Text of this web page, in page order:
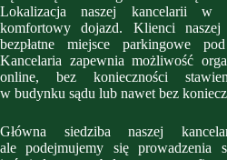
Lokalizacja naszej kancelarii w
komfortowy dojazd. Klienci naszej
bezpłatne miejsce parkingowe
Kancelaria zapewnia możliwość
online, bez konieczności
w budynku sądu lub nawet bez
Główna siedziba naszej
ale podejmujemy się prowadzenia